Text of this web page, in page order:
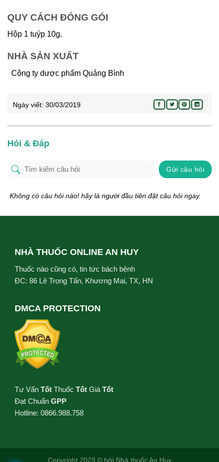
QUY CÁCH ĐÓNG GÓI
Hộp 1 tuýp 10g.
NHÀ SẢN XUẤT
Công ty dược phẩm Quảng Bình
Ngày viết: 30/03/2019
Hỏi & Đáp
Gửi câu hỏi
Không có câu hỏi nào! hãy là người đầu tiên đặt câu hỏi ngay.
NHÀ THUỐC ONLINE AN HUY
Thuốc nào cũng có, tin tức bách bệnh
ĐC: 86 Lê Trọng Tấn, Khương Mai, TX, HN
DMCA PROTECTION
Tư Vấn Tốt Thuốc Tốt Giá Tốt
Đạt Chuẩn GPP
Hotline: 0866.988.758
Copyright 2023 © bởi Nhà thuốc An Huy